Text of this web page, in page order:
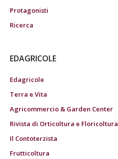
Protagonisti
Ricerca
EDAGRICOLE
Edagricole
Terra e Vita
Agricommercio & Garden Center
Rivista di Orticoltura e Floricoltura
Il Contoterzista
Frutticoltura